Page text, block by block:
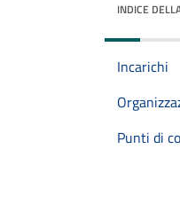
INDICE
Incarichi
Punti di